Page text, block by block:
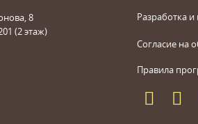
8
(2 этаж)
Разработка
Согласие на
Правила